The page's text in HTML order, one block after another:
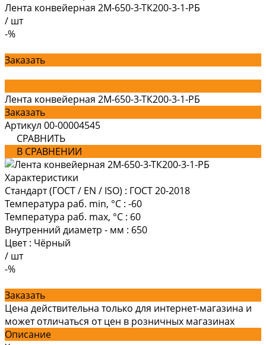
Лента конвейерная 2М-650-3-ТК200-3-1-РБ
/ шт
-%
Заказать
Лента конвейерная 2М-650-3-ТК200-3-1-РБ
Заказать
Артикул 00-00004545
СРАВНИТЬ
В СРАВНЕНИИ
Характеристики
Стандарт (ГОСТ / EN / ISO) : ГОСТ 20-2018
Температура раб. min, °C : -60
Температура раб. max, °C : 60
Внутренний диаметр - мм : 650
Цвет : Чёрный
/ шт
-%
Заказать
Цена действительна только для интернет-магазина и
может отличаться от цен в розничных магазинах
Описание